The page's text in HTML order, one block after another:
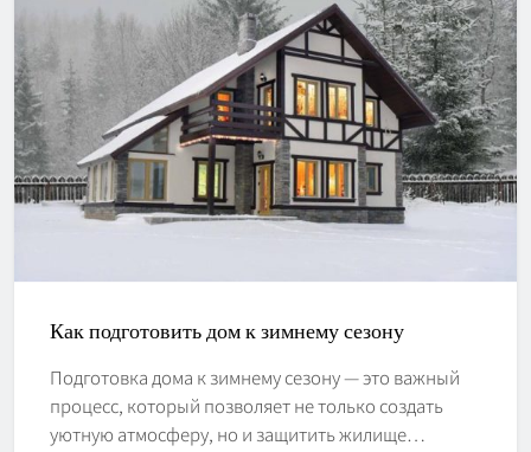
Как подготовить дом к зимнему сезону
Подготовка дома к зимнему сезону — это важный
процесс, который позволяет не только создать
уютную атмосферу, но и защитить жилище…